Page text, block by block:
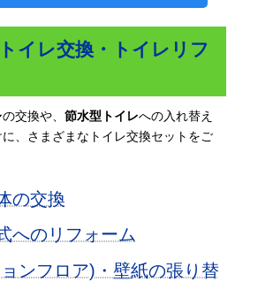
イレ交換・トイレリフ
の交換や、 節水型トイレへの入れ替え
、さまざまなトイレ交換セットをご
の交換
へのリフォーム
ンフロア)・壁紙の張り替